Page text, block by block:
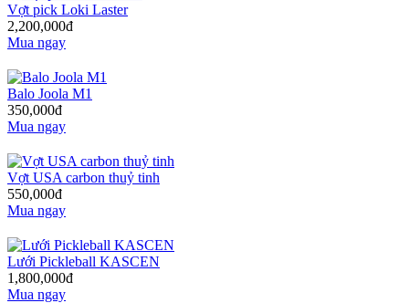
Vợt pick Loki Laster
2,200,000đ
Mua ngay
Balo Joola M1
350,000đ
Mua ngay
Vợt USA carbon thuỷ tinh
550,000đ
Mua ngay
Lưới Pickleball KASCEN
1,800,000đ
Mua ngay